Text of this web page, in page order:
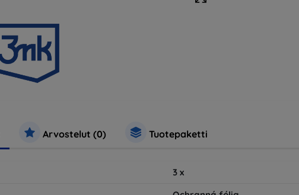
Arvostelut (0) Tuotepaketti
3 x